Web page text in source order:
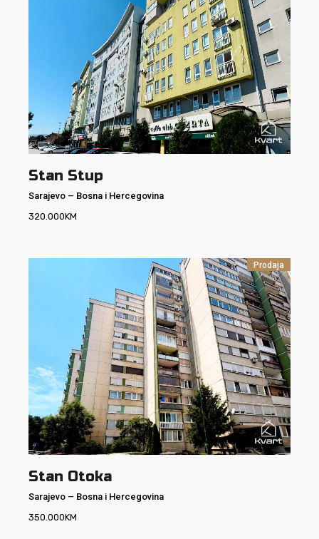
Stan Stup
Sarajevo – Bosna i Hercegovina
320.000KM
Prodaja
Stan Otoka
Sarajevo – Bosna i Hercegovina
350.000KM